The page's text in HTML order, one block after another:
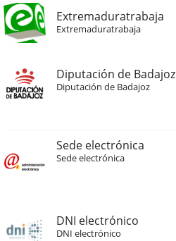
Extremaduratrabaja
Extremaduratrabaja
Diputación de Badajoz
Diputación de Badajoz
Sede electrónica
Sede electrónica
DNI electrónico
DNI electrónico